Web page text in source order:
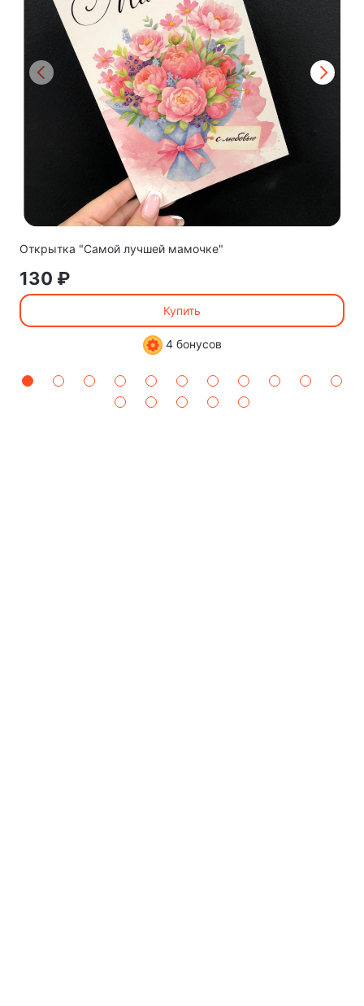
Открытка "Самой лучшей мамочке"
130 ₽
Купить
4 бонусов